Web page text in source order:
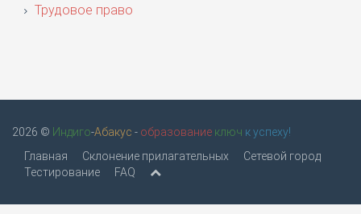
Трудовое право
2026 © Индиго-Абакус - образование ключ к успеху!
Главная
Склонение прилагательных
Сетевой город
Тестирование
FAQ